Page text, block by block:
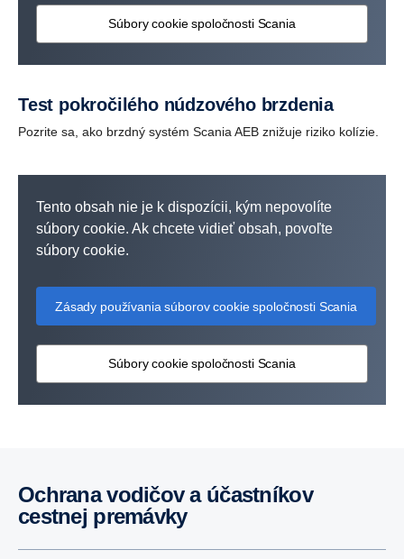
Súbory cookie spoločnosti Scania
Test pokročilého núdzového brzdenia
Pozrite sa, ako brzdný systém Scania AEB znižuje riziko kolízie.
Tento obsah nie je k dispozícii, kým nepovolíte
súbory cookie. Ak chcete vidieť obsah, povoľte
súbory cookie.
Zásady používania súborov cookie spoločnosti Scania
Súbory cookie spoločnosti Scania
Ochrana vodičov a účastníkov
cestnej premávky